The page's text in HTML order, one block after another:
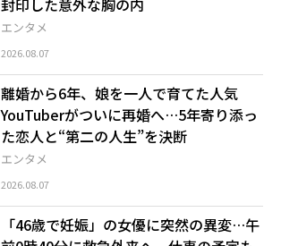
エンタメ
封印した意外な胸の内
2026.08.07
エンタメ
離婚から6年、娘を一人で育てた人気
YouTuberがついに再婚へ…5年寄り添っ
た恋人と“第二の人生”を決断
2026.08.07
「46歳で妊娠」の女優に突然の異変…午